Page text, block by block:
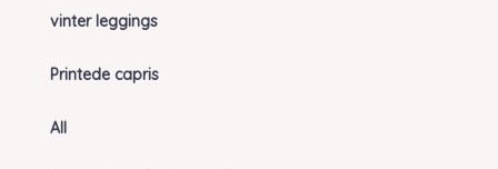
vinter leggings
Printede capris
All